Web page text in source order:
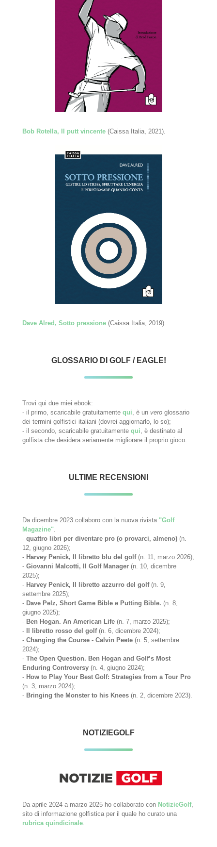
Bob Rotella, Il putt vincente (Caissa Italia, 2021).
Dave Alred, Sotto pressione (Caissa Italia, 2019).
GLOSSARIO DI GOLF / EAGLE!
Trovi qui due miei ebook:
- il primo, scaricabile gratuitamentequi, è unvero glossario
dei termini golfistici italiani (dovrei aggiornarlo, lo so);
- il secondo, scaricabile gratuitamentequi, è destinato al
golfista che desidera seriamente migliorare il proprio gioco.
ULTIME RECENSIONI
Da dicembre 2023 collaboro con la nuova rivista "Golf
Magazine"
-quattro libri per diventare pro (o provarci, almeno) (n.
12, giugno 2026);
- Harvey Penick, Il libretto blu del golf(n. 11, marzo 2026);
-Giovanni Malcotti, Il Golf Manager (n. 10, dicembre
2025);
- Harvey Penick, Il libretto azzurro del golf(n. 9,
settembre 2025);
- Dave Pelz, Short Game Bible e Putting Bible.(n. 8,
giugno 2025);
- Ben Hogan. An American Life (n. 7, marzo 2025);
-
Il libretto rosso del golf(n. 6, dicembre 2024);
-Changing the Course - Calvin Peete (n. 5, settembre
2024);
-The Open Question. Ben Hogan and Golf’s Most
Enduring Controversy (n. 4, giugno 2024);
- How to Play Your Best Golf: Strategies from a Tour Pro
(n. 3, marzo 2024);
- Bringing the Monster to his Knees (n. 2, dicembre 2023).
NOTIZIEGOLF
Da aprile 2024 a marzo 2025 ho collaborato con NotizieGolf,
sito di informazione golfistica per il quale ho curato una
rubrica quindicinale